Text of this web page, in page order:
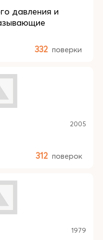
давления и
332 поверки
2005
312 поверок
1979